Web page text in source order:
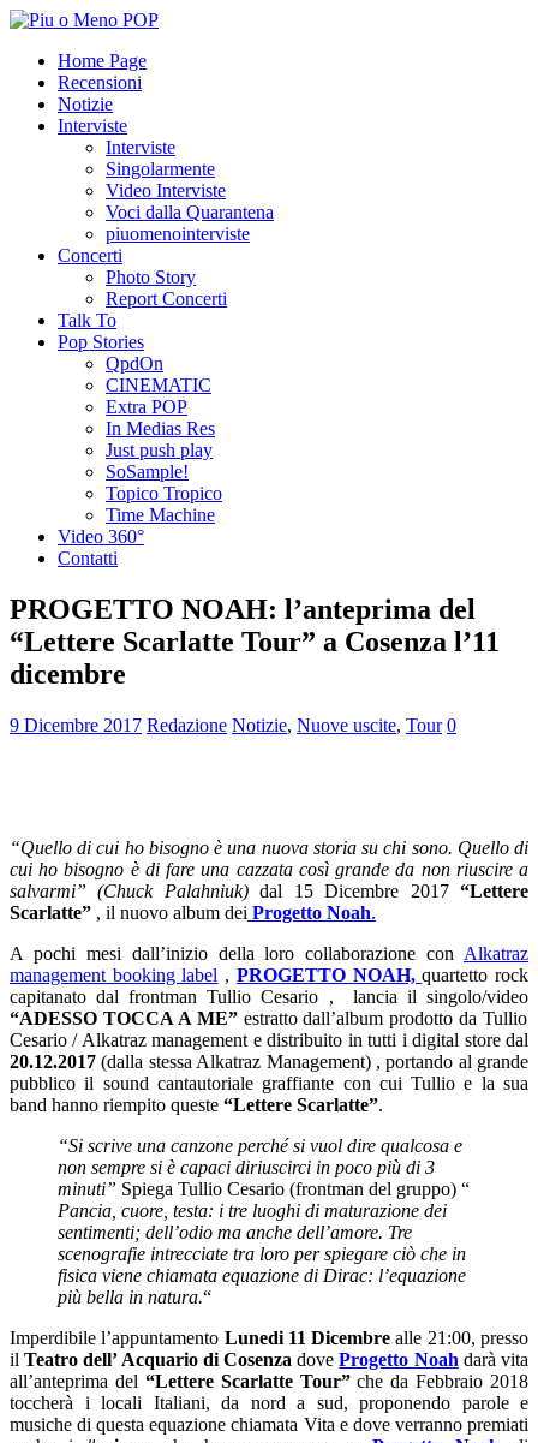
Home Page
Recensioni
Notizie
Interviste
Interviste
Singolarmente
Video Interviste
Voci dalla Quarantena
piuomenointerviste
Concerti
Photo Story
Report Concerti
Talk To
Pop Stories
QpdOn
CINEMATIC
Extra POP
In Medias Res
Just push play
SoSample!
Topico Tropico
Time Machine
Video 360°
Contatti
PROGETTO NOAH: l’anteprima del
“Lettere Scarlatte Tour” a Cosenza l’11
dicembre
9 Dicembre 2017 Redazione Notizie, Nuove uscite, Tour 0
“Quello di cui ho bisogno è una nuova storia su chi sono. Quello di
cui ho bisogno è di fare una cazzata così grande da non riuscire a
salvarmi” (Chuck Palahniuk)dal 15 Dicembre 2017“Lettere
Scarlatte” , il nuovo album dei Progetto Noah.
A pochi mesi dall’inizio della loro collaborazione con Alkatraz
management booking label , PROGETTO NOAH,quartetto rock
capitanato dal frontman Tullio Cesario , lancia il singolo/video
“ADESSO TOCCA A ME”estratto dall’album prodotto da Tullio
Cesario / Alkatraz management e distribuito in tutti i digital store dal
20.12.2017 (dalla stessa Alkatraz Management) , portando al grande
pubblico il sound cantautoriale graffiante con cui Tullio e la sua
band hanno riempito queste “Lettere Scarlatte”.
“Si scrive una canzone perché si vuol dire qualcosa e
non sempre si è capaci diriuscirci in poco più di 3
minuti” Spiega Tullio Cesario (frontman del gruppo) “
Pancia, cuore, testa: i tre luoghi di maturazione dei
sentimenti; dell’odio ma anche dell’amore. Tre
scenografie intrecciate tra loro per spiegare ciò che in
fisica viene chiamata equazione di Dirac: l’equazione
più bella in natura.“
Imperdibile l’appuntamento Lunedi 11 Dicembre alle 21:00, presso
ilTeatro dell’ Acquario di Cosenza doveProgetto Noah darà vita
all’anteprima del “Lettere Scarlatte Tour”che da Febbraio 2018
toccherà i locali Italiani, da nord a sud, proponendo parole e
musiche di questa equazione chiamata Vita e dove verranno premiati